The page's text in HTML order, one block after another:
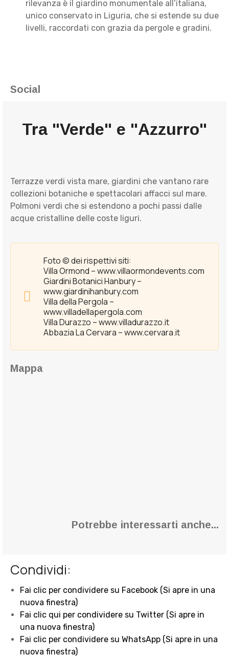
rilevanza è il giardino monumentale all’italiana,
unico conservato in Liguria, che si estende su due
livelli, raccordati con grazia da pergole e gradini.
Social
Tra "Verde" e "Azzurro"
Terrazze verdi vista mare, giardini che vantano rare
collezioni botaniche e spettacolari affacci sul mare.
Polmoni verdi che si estendono a pochi passi dalle
acque cristalline delle coste liguri.
Foto © dei rispettivi siti:
Villa Ormond – www.villaormondevents.com
Giardini Botanici Hanbury –
www.giardinihanbury.com
Villa della Pergola –
www.villadellapergola.com
Villa Durazzo – www.villadurazzo.it
Abbazia La Cervara – www.cervara.it
Mappa
Potrebbe interessarti anche...
Condividi:
Fai clic per condividere su Facebook (Si apre in una
nuova finestra)
Fai clic qui per condividere su Twitter (Si apre in
una nuova finestra)
Fai clic per condividere su WhatsApp (Si apre in una
nuova finestra)